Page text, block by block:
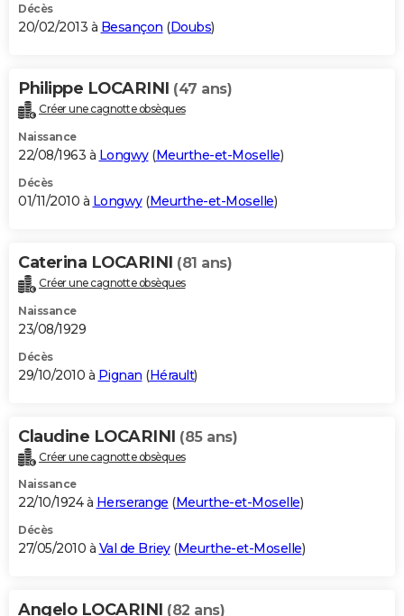
Décès
20/02/2013 à Besançon (Doubs)
Philippe LOCARINI (47 ans)
Créer une cagnotte obsèques
Naissance
22/08/1963 à Longwy(Meurthe-et-Moselle)
Décès
01/11/2010 à Longwy(Meurthe-et-Moselle)
Caterina LOCARINI (81 ans)
Créer une cagnotte obsèques
Naissance
23/08/1929
Décès
29/10/2010 à Pignan (Hérault)
Claudine LOCARINI (85 ans)
Créer une cagnotte obsèques
Naissance
22/10/1924 à Herserange (Meurthe-et-Moselle)
Décès
27/05/2010 à Val de Briey(Meurthe-et-Moselle)
Angelo LOCARINI (82 ans)